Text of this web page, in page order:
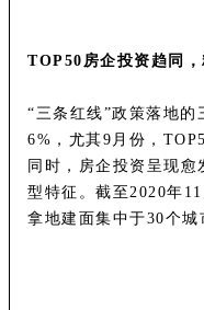
TOP50房企投资趋同
“三条红线”政策落地
6%，尤其9月份，
同时，房企投资呈现
型特征。截至2020年
拿地建面集中于30个城